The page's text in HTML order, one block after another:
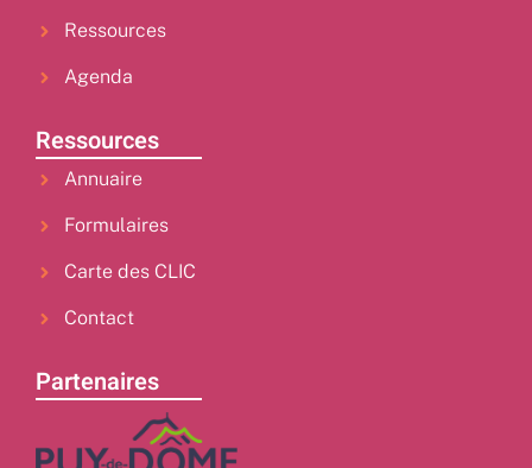
Ressources
Agenda
Ressources
Annuaire
Formulaires
Carte des CLIC
Contact
Partenaires